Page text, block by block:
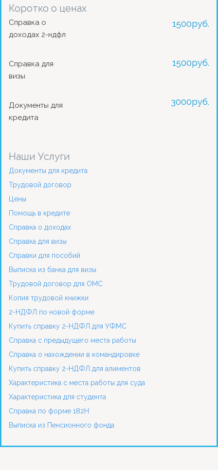
Коротко о ценах
Справка о
доходах 2-ндфл
Справка для
визы
Документы для
кредита
1500руб.
1500руб.
3000руб.
Наши Услуги
Документы для кредита
Трудовой договор
Цены
Помощь в кредите
Справка о доходах
Справка для визы
Справки для пособий
Выписка из банка для визы
Трудовой договор для ОМС
Копия трудовой книжки
2-НДФЛ по новой форме
Купить справку 2-НДФЛ для УФМС
Справка с предыдущего места работы
Справка о нахождении в командировке
Купить справку 2-НДФЛ для алиментов
Характеристика с места работы для суда
Характеристика для студента
Справка по форме 182Н
Выписка из Пенсионного фонда